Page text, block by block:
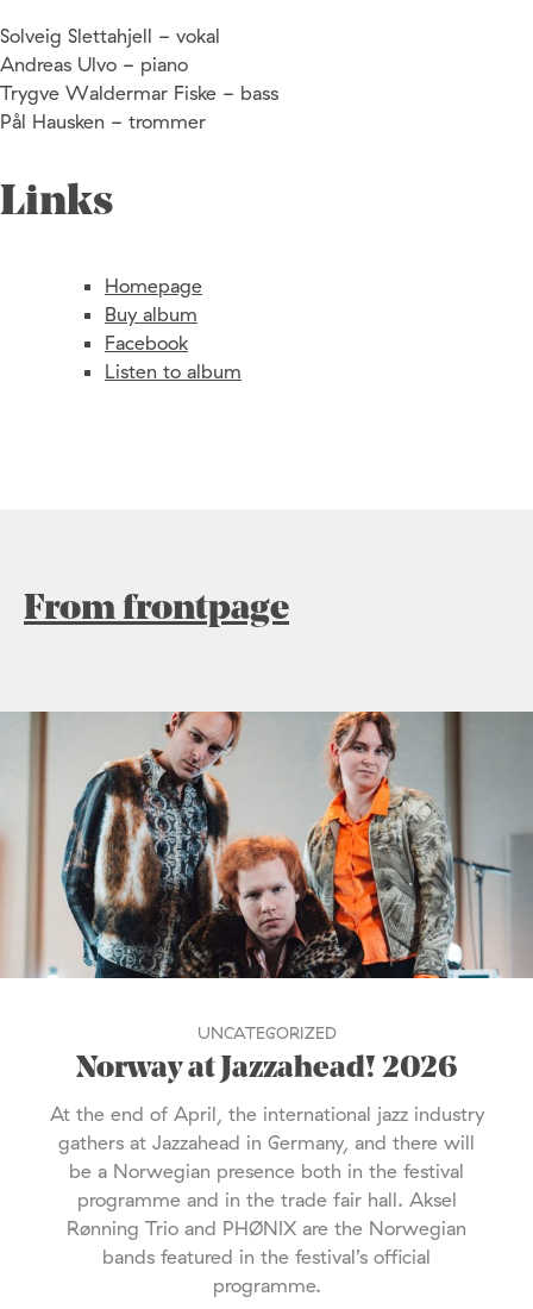
Solveig Slettahjell - vokal
Andreas Ulvo - piano
Trygve Waldermar Fiske - bass
Pål Hausken - trommer
Links
Homepage
Buy album
Facebook
Listen to album
From frontpage
UNCATEGORIZED
Norway at Jazzahead! 2026
At the end of April, the international jazz industry
gathers at Jazzahead in Germany, and there will
be a Norwegian presence both in the festival
programme and in the trade fair hall. Aksel
Rønning Trio and PHØNIX are the Norwegian
bands featured in the festival’s official
programme.